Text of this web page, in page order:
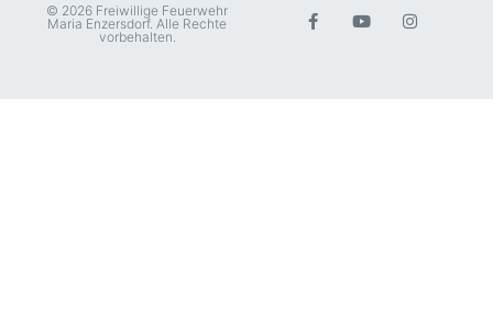
© 2026 Freiwillige Feuerwehr
Maria Enzersdorf. Alle Rechte
vorbehalten.